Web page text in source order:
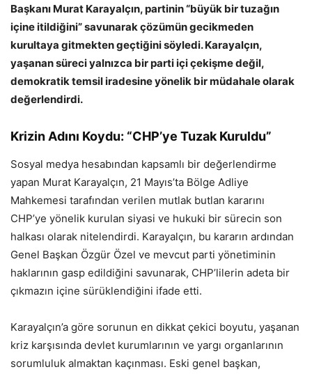
Başkanı Murat Karayalçın, partinin “büyük bir tuzağın
içine itildiğini” savunarak çözümün gecikmeden
kurultaya gitmekten geçtiğini söyledi. Karayalçın,
yaşanan süreci yalnızca bir parti içi çekişme değil,
demokratik temsil iradesine yönelik bir müdahale olarak
değerlendirdi.
Krizin Adını Koydu: “CHP’ye Tuzak Kuruldu”
Sosyal medya hesabından kapsamlı bir değerlendirme
yapan Murat Karayalçın, 21 Mayıs’ta Bölge Adliye
Mahkemesi tarafından verilen mutlak butlan kararını
CHP’ye yönelik kurulan siyasi ve hukuki bir sürecin son
halkası olarak nitelendirdi. Karayalçın, bu kararın ardından
Genel Başkan Özgür Özel ve mevcut parti yönetiminin
haklarının gasp edildiğini savunarak, CHP’lilerin adeta bir
çıkmazın içine sürüklendiğini ifade etti.
Karayalçın’a göre sorunun en dikkat çekici boyutu, yaşanan
kriz karşısında devlet kurumlarının ve yargı organlarının
sorumluluk almaktan kaçınması. Eski genel başkan,